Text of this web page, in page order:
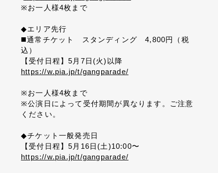
※お一人様4枚まで
◆エリア先行
◼️通常チケット スタンディング 4,800円（税
込）
【受付日程】 5 月 7日 (火) 以降
https://w.pia.jp/t/gangparade/
※お一人様4枚まで
※公演日によって受付期間が異なります。ご注意
ください。
◆チケット一般発売日
【受付日程】 5 月 16日 (土 )10:00〜
https://w.pia.jp/t/gangparade/